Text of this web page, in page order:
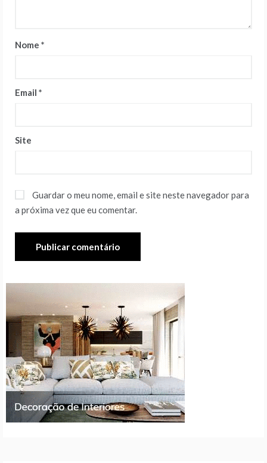
Nome *
Email *
Site
Guardar o meu nome, email e site neste navegador para
a próxima vez que eu comentar.